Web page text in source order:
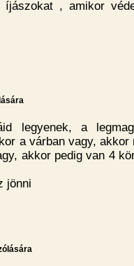
íjászokat , amikor
legyenek, a
a várban vagy, akkor
akkor pedig van 4
jönni